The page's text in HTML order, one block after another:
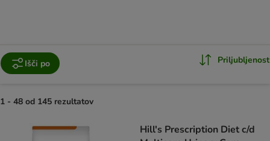
Išči po Priljubljenost
1 - 48 od 145 rezultatov
Hill's Prescription Diet c/d